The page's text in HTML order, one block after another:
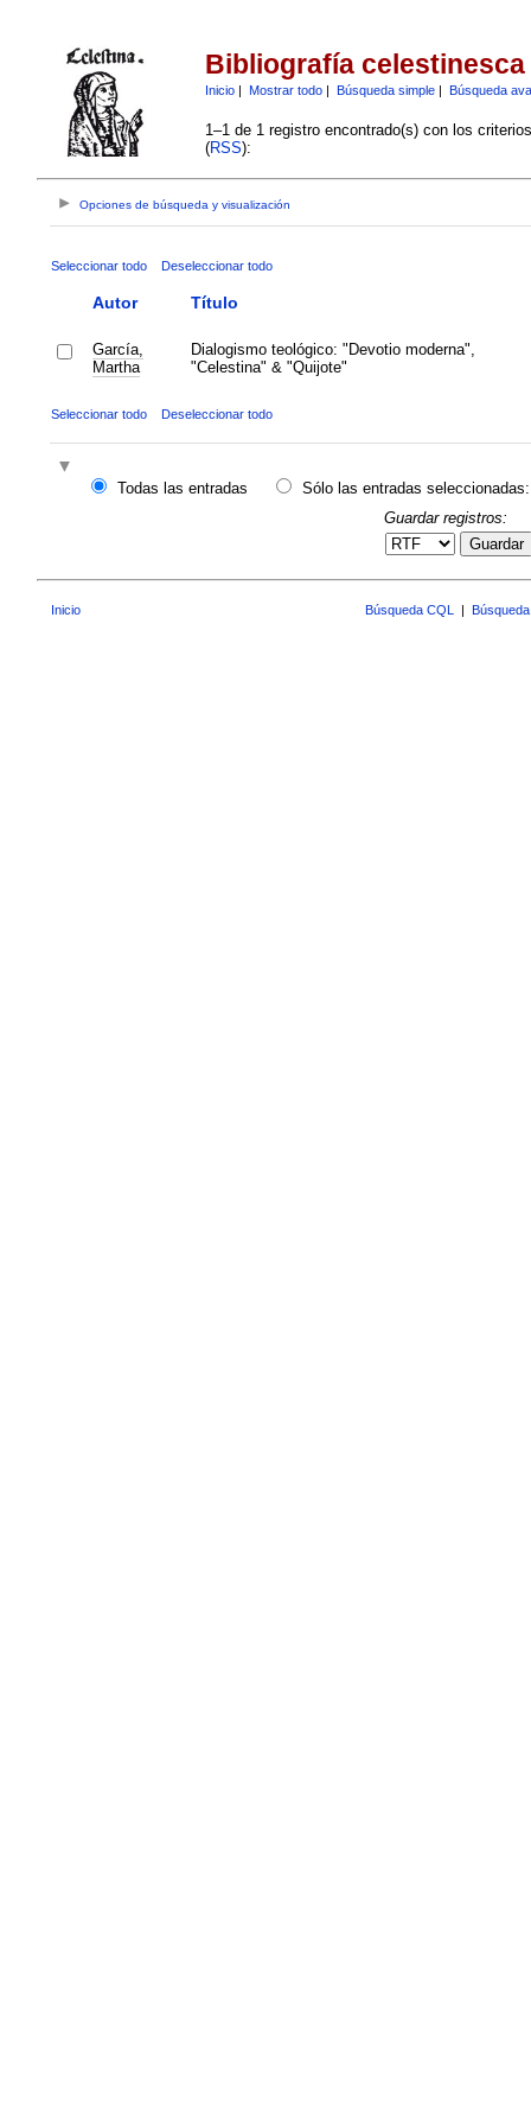
Bibliografía celestinesca
Inicio| Mostrar todo| Búsqueda simple| Búsqueda
1–1 de 1 registro encontrado(s) con los
(RSS):
Opciones de búsqueda y visualización
Seleccionar todo Deseleccionar todo
Autor Título
García,
Martha
Dialogismo teológico: "Devotio moderna",
"Celestina" & "Quijote"
Seleccionar todo Deseleccionar todo
Todas las entradas
Sólo las entradas seleccionadas:
Guardar registros:
Guardar
Inicio Búsqueda CQL